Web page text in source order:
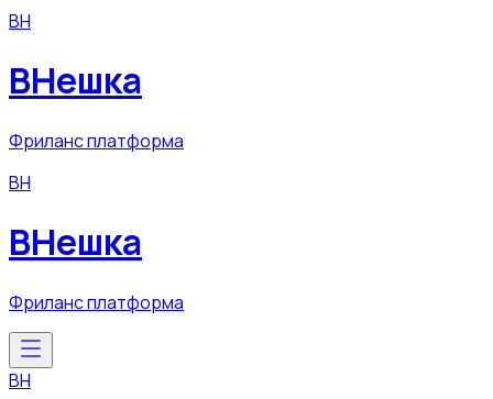
ВН
ВНешка
Фриланс платформа
ВН
ВНешка
Фриланс платформа
ВН